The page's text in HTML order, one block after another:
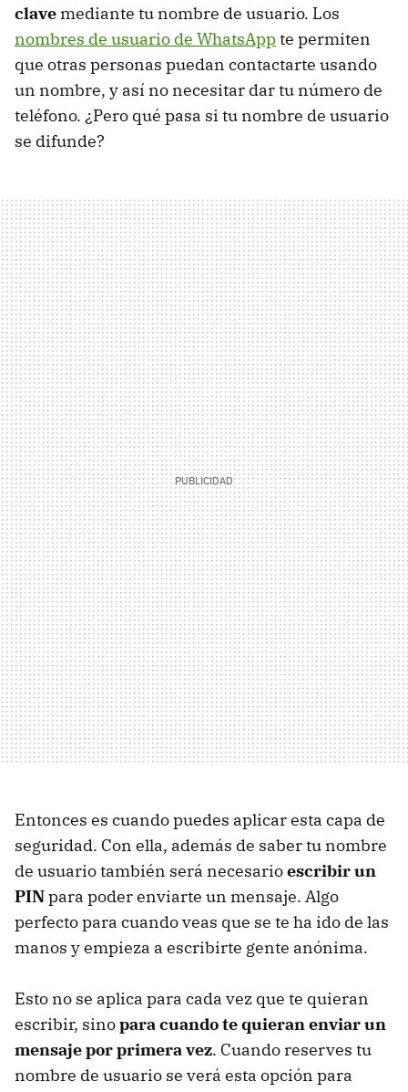
clave mediante tu nombre de usuario. Los
nombres de usuario de WhatsAppte permiten
que otras personas puedan contactarte usando
un nombre, y así no necesitar dar tu número de
teléfono. ¿Pero qué pasa si tu nombre de usuario
se difunde?
Entonces es cuando puedes aplicar esta capa de
seguridad. Con ella, además de saber tu nombre
de usuario también será necesarioescribir un
PINpara poder enviarte un mensaje. Algo
perfecto para cuando veas que se te ha ido de las
manos y empieza a escribirte gente anónima.
Esto no se aplica para cada vez que te quieran
escribir, sinopara cuando te quieran enviar un
mensaje por primera vez. Cuando reserves tu
nombre de usuario se verá esta opción para